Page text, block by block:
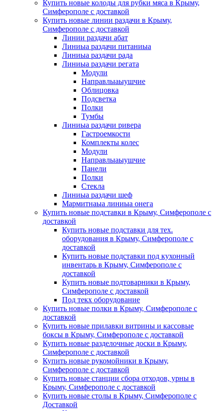
Купить новые колоды для рубки мяса в Крыму,
Симферополе с доставкой
Купить новые линии раздачи в Крыму,
Симферополе с доставкой
Линии раздачи абат
Линиыа раздачи питаниыа
Линиыа раздачи рада
Линиыа раздачи регата
Модули
Направлыаыушчие
Облицовка
Подсветка
Полки
Тумбы
Линиыа раздачи ривера
Гастроемкости
Комплекты колес
Модули
Направлыаыушчие
Панели
Полки
Стекла
Линиыа раздачи шеф
Мармитнаыа линиыа онега
Купить новые подставки в Крыму, Симферополе с
доставкой
Купить новые подставки для тех.
оборудования в Крыму, Симферополе с
доставкой
Купить новые подставки под кухонный
инвентарь в Крыму, Симферополе с
доставкой
Купить новые подтоварники в Крыму,
Симферополе с доставкой
Под текх оборудование
Купить новые полки в Крыму, Симферополе с
доставкой
Купить новые прилавки витрины и кассовые
боксы в Крыму, Симферополе с доставкой
Купить новые разделочные доски в Крыму,
Симферополе с доставкой
Купить новые рукомойники в Крыму,
Симферополе с доставкой
Купить новые станции сбора отходов, урны в
Крыму, Симферополе с доставкой
Купить новые столы в Крыму, Симферополе с
Доставкой